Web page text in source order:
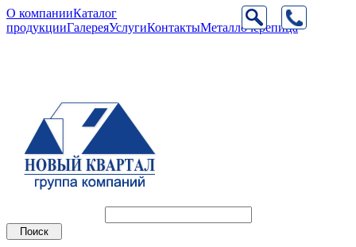
О компанииКаталог
продукцииГалереяУслугиКонтактыМеталлочерепица